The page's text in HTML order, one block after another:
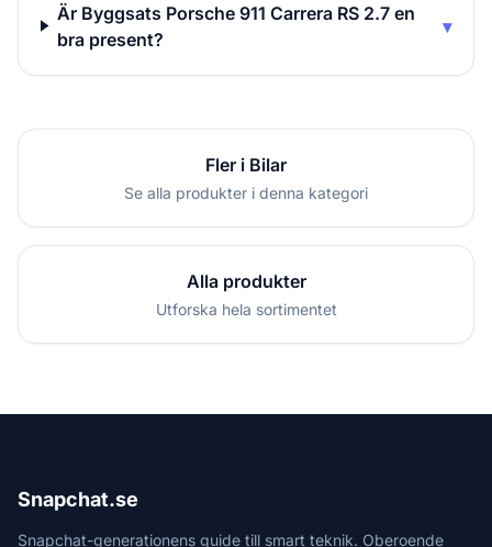
Är Byggsats Porsche 911 Carrera RS 2.7 en
bra present?
▾
Fler i Bilar
Se alla produkter i denna kategori
Alla produkter
Utforska hela sortimentet
Snapchat.se
Snapchat-generationens guide till smart teknik. Oberoende